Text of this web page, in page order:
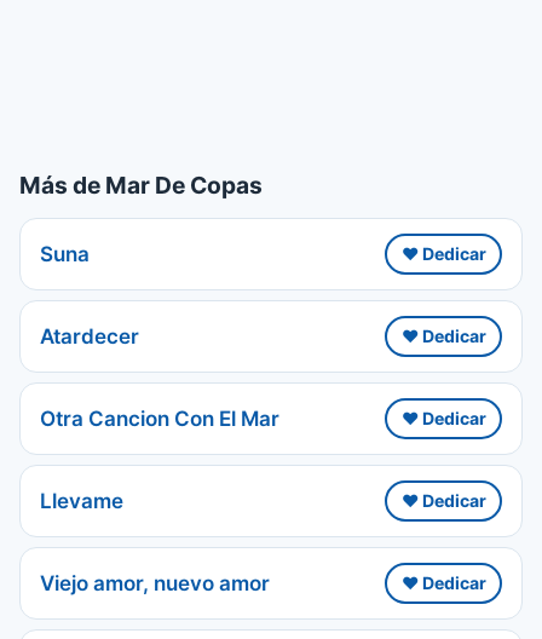
Más de Mar De Copas
Suna ❤️ Dedicar
Atardecer ❤️ Dedicar
Otra Cancion Con El Mar ❤️ Dedicar
Llevame ❤️ Dedicar
Viejo amor, nuevo amor ❤️ Dedicar